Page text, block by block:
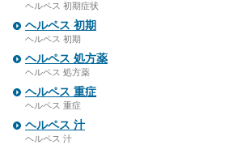
ヘルペス 初期症状
ヘルペス 初期
ヘルペス 初期
ヘルペス 処方薬
ヘルペス 処方薬
ヘルペス 重症
ヘルペス 重症
ヘルペス 汁
ヘルペス 汁